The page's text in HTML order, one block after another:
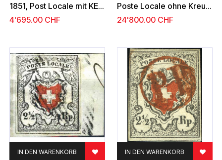
1851, Post Locale mit KE, Type 3 und Rayon II schwarz-rot-gelb, Type 40
4'695.00 CHF
Poste Locale ohne Kreuzeinfassung, Type 3, klare schwarze eidg. Raute, farbenfrisch, dreiseitig gute bis breite Ränder, unten die Randlinie getroffen, die sehr seltene Marke in sehr guter Erhaltung.
24'800.00CHF
IN DEN WARENKORB IN DEN WARENKORB